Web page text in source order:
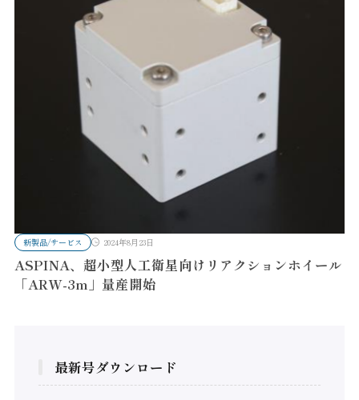
新製品/サービス 2024年8月23日
ASPINA、超小型人工衛星向けリアクションホイール
「ARW-3m」量産開始
最新号ダウンロード